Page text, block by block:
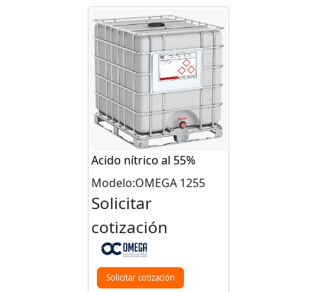
Acido nítrico al 55%
Modelo:OMEGA 1255
Solicitar
cotización
Solicitar cotización